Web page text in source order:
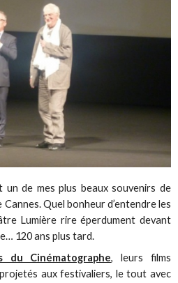
un de mes plus beaux souvenirs de
Cannes. Quel bonheur d’entendre les
Lumière rire éperdument devant
120 ans plus tard.
du Cinématographe, leurs films
aux festivaliers, le tout avec